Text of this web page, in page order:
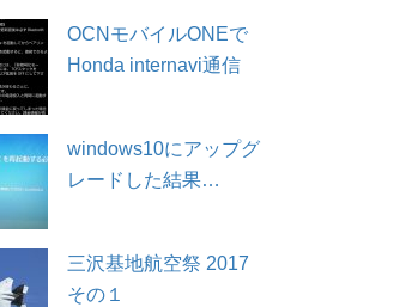
OCNモバイルONEで
Honda internavi通信
windows10にアップグ
レードした結果…
三沢基地航空祭 2017
その１